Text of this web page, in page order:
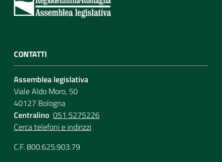
CONTATTI
Assemblea legislativa
Viale Aldo Moro, 50
40127 Bologna
Centralino 051 5275226
Cerca telefoni e indirizzi
C.F. 800.625.903.79